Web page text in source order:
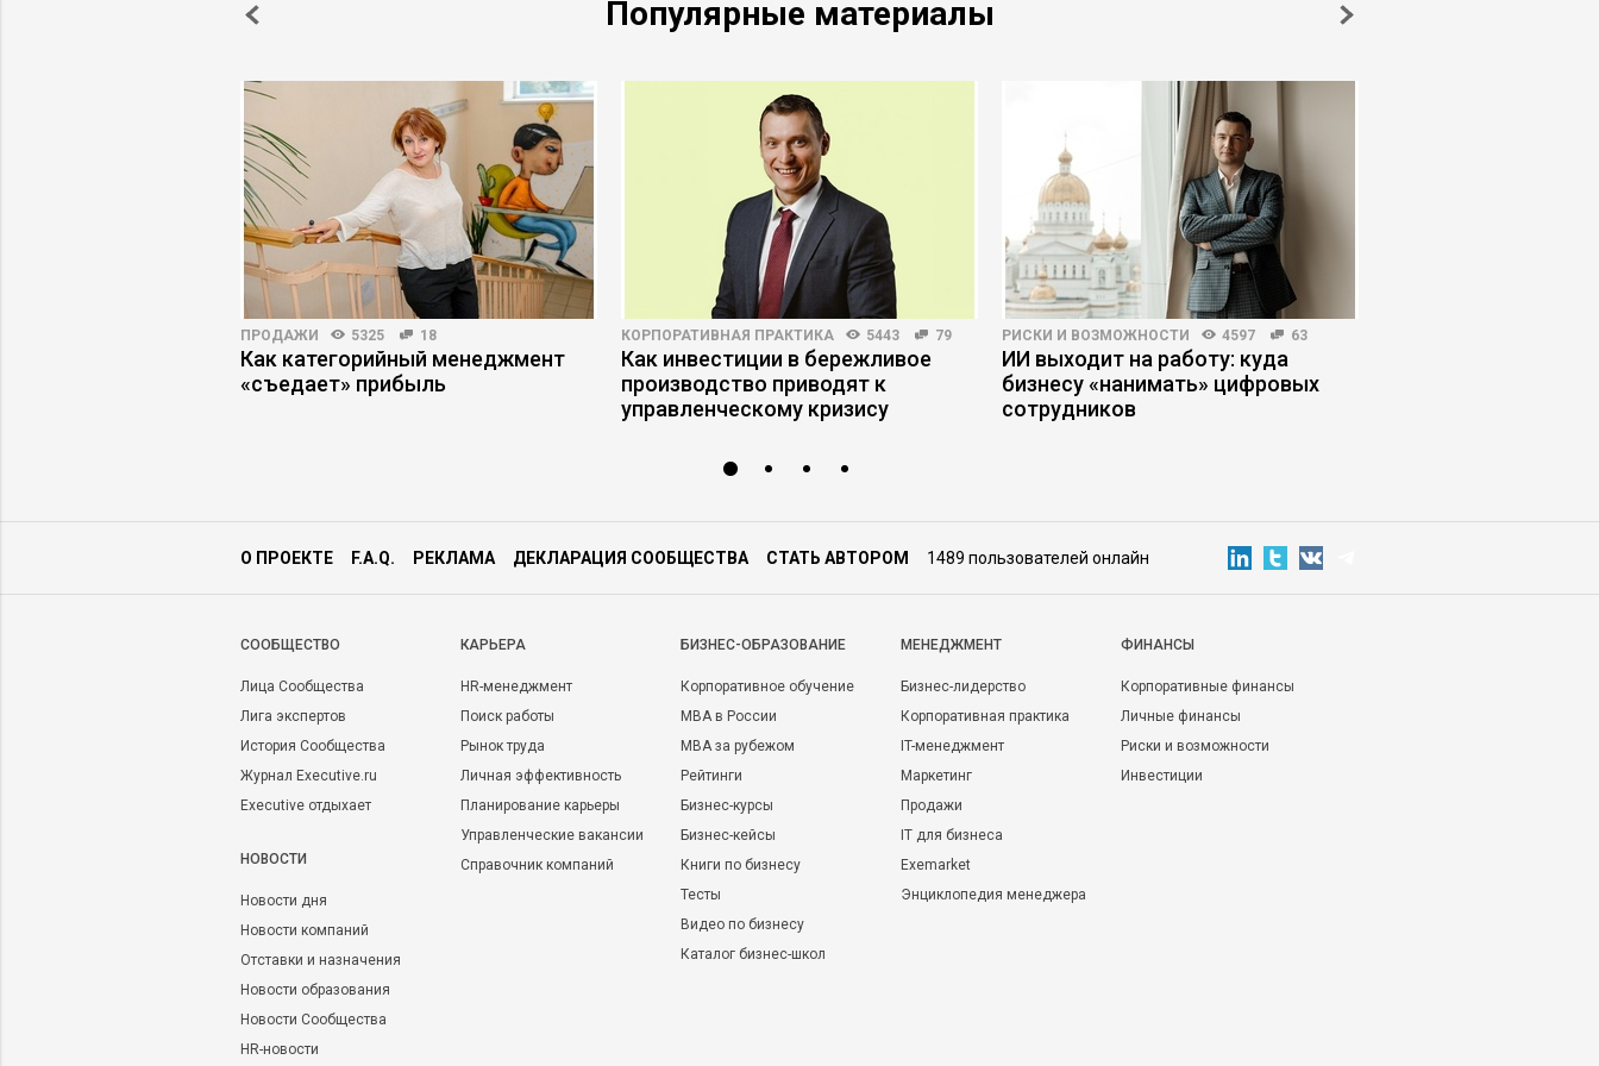
Популярные материалы
ПРОДАЖИ 5325 18
Как категорийный менеджмент
«съедает» прибыль
КОРПОРАТИВНАЯ ПРАКТИКА 5443 79
Как инвестиции в бережливое
производство приводят к
управленческому кризису
РИСКИ И ВОЗМОЖНОСТИ 4597 63
ИИ выходит на работу: куда
бизнесу «нанимать» цифровых
сотрудников
О ПРОЕКТЕ F.A.Q. РЕКЛАМА ДЕКЛАРАЦИЯ СООБЩЕСТВА СТАТЬ АВТОРОМ 1489 пользователей онлайн
CООБЩЕСТВО
Лица Сообщества
Лига экспертов
История Сообщества
Журнал Executive.ru
Executive отдыхает
НОВОСТИ
Новости дня
Новости компаний
Отставки и назначения
Новости образования
Новости Сообщества
HR-новости
КАРЬЕРА
HR-менеджмент
Поиск работы
Рынок труда
Личная эффективность
Планирование карьеры
Управленческие вакансии
Справочник компаний
БИЗНЕС-ОБРАЗОВАНИЕ
Корпоративное обучение
MBA в России
MBA за рубежом
Рейтинги
Бизнес-курсы
Бизнес-кейсы
Книги по бизнесу
Тесты
Видео по бизнесу
Каталог бизнес-школ
МЕНЕДЖМЕНТ
Бизнес-лидерство
Корпоративная практика
IT-менеджмент
Маркетинг
Продажи
IT для бизнеса
Exemarket
Энциклопедия менеджера
ФИНАНСЫ
Корпоративные финансы
Личные финансы
Риски и возможности
Инвестиции